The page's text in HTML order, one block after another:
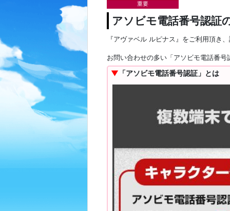
重要
アソビモ電話番号認証
『アヴァベル ルピナス』をご利用頂き
お問い合わせの多い「アソビモ電話番
▼ 「アソビモ電話番号認証」とは